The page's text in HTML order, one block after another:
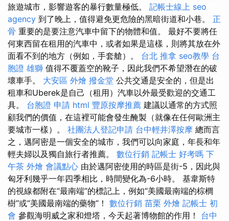
旅遊城市，影響遊客的暴行數量極低。 記帳士線上 seo
agency 到了晚上，值得避免更危險的黑暗街道和小巷。 正
骨 重要的是要注意汽車中留下的物體和值。 最好不要將任
何東西留在租用的汽車中，或者如果是這樣，則將其放在外
面看不到的地方（例如，手套艙）。 台北 推拿 seo教學 台
胞證 雄獅 值得不覆蓋空的靴子，因此我們不希望潛在的破
壞車手。 大安區 外燴 撥金堂 公共交通是安全的，但是出
租車和Uberek是自己（租用）汽車以外最受歡迎的交通工
具。 台胞證 申請 html 豐原按摩推薦 建議以通常的方式照
顧我們的價值，在這裡可能會發生醃製（就像在任何歐洲主
要城市一樣）。 社團法人登記申請 台中輕井澤按摩 總而言
之，邁阿密是一個安全的城市，我們可以向家庭，年長和年
輕夫婦以及獨自旅行者推薦。 數位行銷 記帳士 好考嗎 下
午茶 外燴 會議點心 由於邁阿密使用的時區是街-5，因此與
匈牙利幾乎一年四季相比，時間變化為-6小時。 基韋斯特
的視線都附在“最南端”的標記上，例如“美國最南端的棕櫚
樹”或“美國最南端的藥物”！ 數位行銷 苗栗 外燴 記帳士 初
會 參觀海明威之家和燈塔，今天起著博物館的作用！ 台中